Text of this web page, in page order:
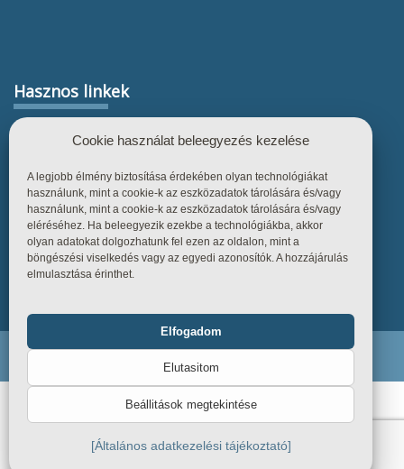
Hasznos linkek
Referenciák
Tudástár
Üzletszabályzat
Kapcsolat
Cookie használat beleegyezés kezelése
A legjobb élmény biztosítása érdekében olyan technológiákat
használunk, mint a cookie-k az eszközadatok tárolására és/vagy
használunk, mint a cookie-k az eszközadatok tárolására és/vagy
eléréséhez. Ha beleegyezik ezekbe a technológiákba, akkor
olyan adatokat dolgozhatunk fel ezen az oldalon, mint a
böngészési viselkedés vagy az egyedi azonosítók. A hozzájárulás
elmulasztása érinthet.
Statisztika
Elfogadom
Elutasitom
Beállitások megtekintése
[Általános adatkezelési tájékoztató]